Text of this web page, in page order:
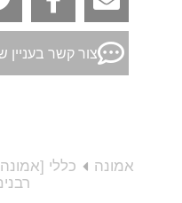
צור קשר בעניין
אמונה
כללי